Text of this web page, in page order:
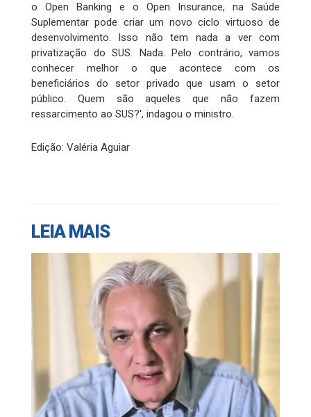
o Open Banking e o Open Insurance, na Saúde
Suplementar pode criar um novo ciclo virtuoso de
desenvolvimento. Isso não tem nada a ver com
privatização do SUS. Nada. Pelo contrário, vamos
conhecer melhor o que acontece com os
beneficiários do setor privado que usam o setor
público. Quem são aqueles que não fazem
ressarcimento ao SUS?', indagou o ministro.
Edição: Valéria Aguiar
LEIA MAIS